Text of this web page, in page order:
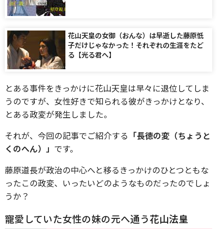
花山天皇の女御（おんな）は早逝した藤原忯
子だけじゃなかった！それぞれの生涯をたど
る【光る君へ】
とある事件をきっかけに花山天皇は早々に退位してしま
うのですが、女性好きで知られる彼がきっかけとなり、
とある政変が発生しました。
それが、今回の記事でご紹介する 「長徳の変（ちょうと
くのへん）」 です。
藤原道長が政治の中心へと移るきっかけのひとつともな
ったこの政変、いったいどのようなものだったのでしょ
うか？
寵愛していた女性の妹の元へ通う花山法皇